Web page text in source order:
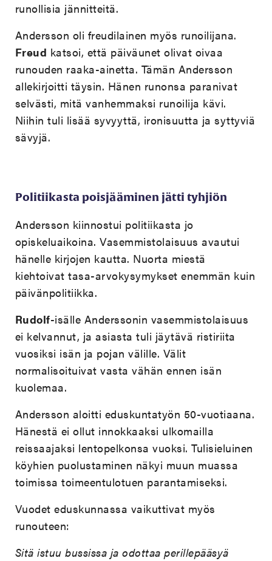
runollisia jännitteitä.
Andersson oli freudilainen myös runoilijana.
Freud katsoi, että päiväunet olivat oivaa
runouden raaka-ainetta. Tämän Andersson
allekirjoitti täysin. Hänen runonsa paranivat
selvästi, mitä vanhemmaksi runoilija kävi.
Niihin tuli lisää syvyyttä, ironisuutta ja syttyviä
sävyjä.
Politiikasta poisjääminen jätti tyhjiön
Andersson kiinnostui politiikasta jo
opiskeluaikoina. Vasemmistolaisuus avautui
hänelle kirjojen kautta. Nuorta miestä
kiehtoivat tasa-arvokysymykset enemmän kuin
päivänpolitiikka.
Rudolf-isälle Anderssonin vasemmistolaisuus
ei kelvannut, ja asiasta tuli jäytävä ristiriita
vuosiksi isän ja pojan välille. Välit
normalisoituivat vasta vähän ennen isän
kuolemaa.
Andersson aloitti eduskuntatyön 50-vuotiaana.
Hänestä ei ollut innokkaaksi ulkomailla
reissaajaksi lentopelkonsa vuoksi. Tulisieluinen
köyhien puolustaminen näkyi muun muassa
toimissa toimeentulotuen parantamiseksi.
Vuodet eduskunnassa vaikuttivat myös
runouteen:
Sitä istuu bussissa ja odottaa perillepääsyä